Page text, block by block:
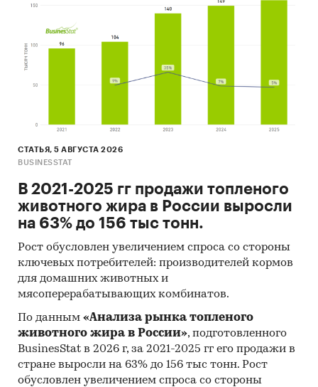
каждом регионе присутствия. Определить
регионы с максимальным покупательским
спросом. Спрогнозировать рост или
снижение спроса на основе динамики
расходов населения. Выявить
Подготовить доказательную базу для
решения перед руководством или
аналитики.
Оптимизировать продажи и
распределение товара.
самым высоким спросом и сфокусировать
там маркетинг и логистику. Сравнить
покупательскую активность в разных
федеральных округах.
Спланировать рекламные кампании и
усилить локализованный маркетинг.
Настроить таргетированную рекламу в
регионах с максимальным спросом.
СТАТЬЯ, 5 АВГУСТА 2026
BUSINESSTAT
В 2021-2025 гг продажи топленого
животного жира в России выросли
на 63% до 156 тыс тонн.
Рост обусловлен увеличением спроса со стороны
ключевых потребителей: производителей кормов
для домашних животных и
мясоперерабатывающих комбинатов.
По данным «Анализа рынка топленого
животного жира в России», подготовленного
BusinesStat в 2026 г, за 2021-2025 гг его продажи в
стране выросли на 63% до 156 тыс тонн. Рост
обусловлен увеличением спроса со стороны